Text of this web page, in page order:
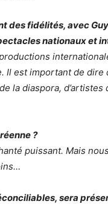
des fidélités, avec
nationaux et
Il est important de dire
la diaspora, d’artistes
?
puissant. Mais
sera